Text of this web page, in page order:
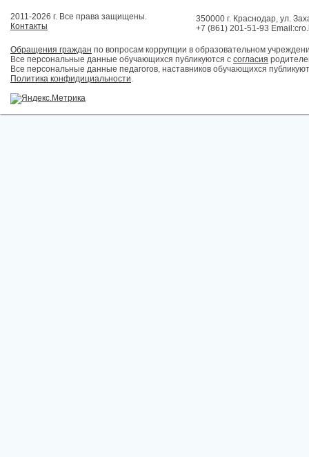
2011-2026 г. Все права защищены.
Контакты
350000 г. Краснодар, ул.
+7 (861) 201-51-93
Обращения граждан по вопросам коррупции в образовательном
Все персональные данные обучающихся публикуются с согласия
Все персональные данные педагогов, наставников обучающихся
Политика конфидициальности.